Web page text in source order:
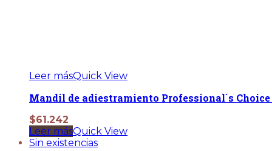
Leer másQuick View
Mandil de adiestramiento Professional´s Choice
$61.242
Leer másQuick View
Sin existencias